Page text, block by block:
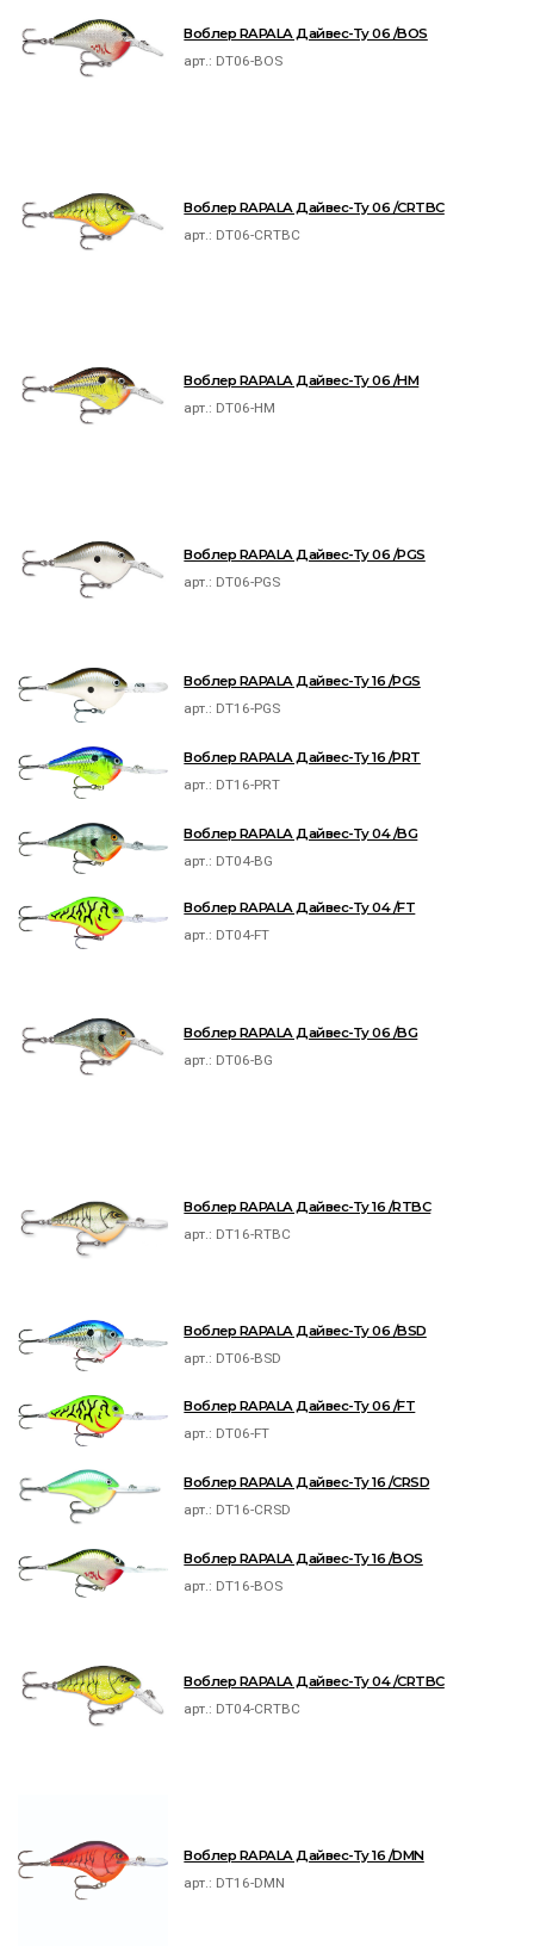
Воблер RAPALA Дайвес-Ту 06 /BOS
арт.: DT06-BOS
Воблер RAPALA Дайвес-Ту 06 /CRTBC
арт.: DT06-CRTBC
Воблер RAPALA Дайвес-Ту 06 /HM
арт.: DT06-HM
Воблер RAPALA Дайвес-Ту 06 /PGS
арт.: DT06-PGS
Воблер RAPALA Дайвес-Ту 16 /PGS
арт.: DT16-PGS
Воблер RAPALA Дайвес-Ту 16 /PRT
арт.: DT16-PRT
Воблер RAPALA Дайвес-Ту 04 /BG
арт.: DT04-BG
Воблер RAPALA Дайвес-Ту 04 /FT
арт.: DT04-FT
Воблер RAPALA Дайвес-Ту 06 /BG
арт.: DT06-BG
Воблер RAPALA Дайвес-Ту 16 /RTBC
арт.: DT16-RTBC
Воблер RAPALA Дайвес-Ту 06 /BSD
арт.: DT06-BSD
Воблер RAPALA Дайвес-Ту 06 /FT
арт.: DT06-FT
Воблер RAPALA Дайвес-Ту 16 /CRSD
арт.: DT16-CRSD
Воблер RAPALA Дайвес-Ту 16 /BOS
арт.: DT16-BOS
Воблер RAPALA Дайвес-Ту 04 /CRTBC
арт.: DT04-CRTBC
Воблер RAPALA Дайвес-Ту 16 /DMN
арт.: DT16-DMN